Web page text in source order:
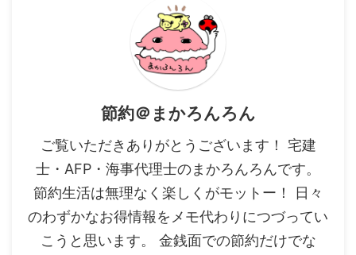
節約＠まかろんろん
ご覧いただきありがとうございます！ 宅建
士・AFP・海事代理士のまかろんろんです。
節約生活は無理なく楽しくがモットー！ 日々
のわずかなお得情報をメモ代わりにつづってい
こうと思います。 金銭面での節約だけでな